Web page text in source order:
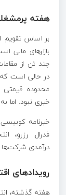
هفته
بر اساس تقویم
بازارهای مالی
چند تن از
در حالی است که
محدوده
خبری نبود. اما
فدرال رزرو،
درآمدی شرکت‌ها
رویدادهای اقتصادی ۱۴
هفته گذشته،